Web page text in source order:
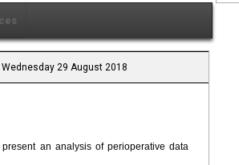
29 August 2018
an analysis of perioperative data